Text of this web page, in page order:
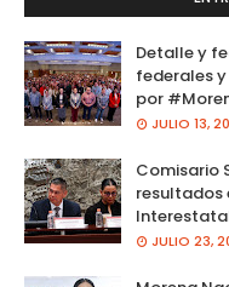
Detalle y
federales
por
JULIO 13,
Comisario
resultados
JULIO 23,